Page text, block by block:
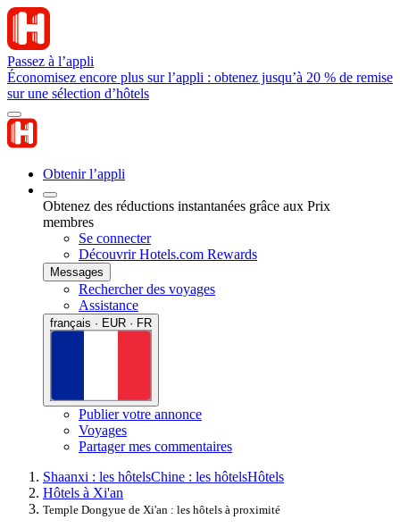
Passez à l’appli
Économisez encore plus sur l’appli : obtenez jusqu’à 20 % de remise
sur une sélection d’hôtels
Obtenir l’appli
Obtenez des réductions instantanées grâce aux Prix
membres
Se connecter
Découvrir Hotels.com Rewards
Messages
Rechercher des voyages
Assistance
français · EUR · FR
Publier votre annonce
Voyages
Partager mes commentaires
Shaanxi : les hôtelsChine : les hôtelsHôtels
Hôtels à Xi'an
Temple Dongyue de Xi'an : les hôtels à proximité